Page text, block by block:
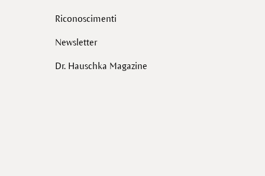
Riconoscimenti
Newsletter
Dr. Hauschka Magazine